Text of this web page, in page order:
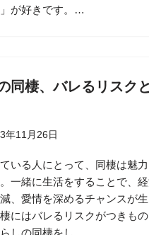
が好きです。…
同棲、バレるリスク
年11月26日
いる人にとって、同棲は魅
一緒に生活をすることで、
、愛情を深めるチャンスが生
にはバレるリスクがつきもの
しの同棲をし…